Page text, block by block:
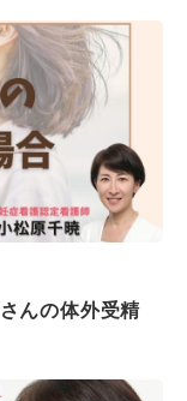
んの体外受精